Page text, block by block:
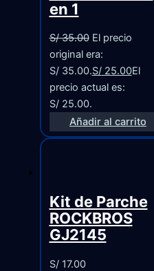
en 1
S/35.00 El precio
original era:
S/ 35.00.S/25.00El
precio actual es:
S/ 25.00.
Añadir al carrito
Kit de Parche
ROCKBROS
GJ2145
S/17.00